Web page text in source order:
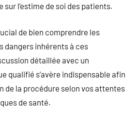
l’estime de soi des patients.
de bien comprendre les
dangers inhérents à ces
détaillée avec un
qualifié s’avère indispensable afin
de la procédure selon vos attentes
de santé.